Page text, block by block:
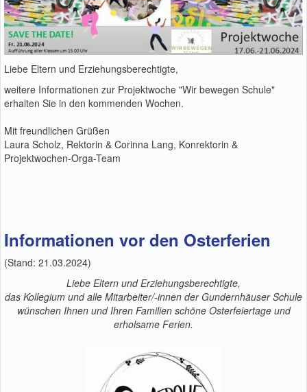
Liebe Eltern und Erziehungsberechtigte,
weitere Informationen zur Projektwoche "Wir bewegen Schule"
erhalten Sie in den kommenden Wochen.
Mit freundlichen Grüßen
Laura Scholz, Rektorin & Corinna Lang, Konrektorin &
Projektwochen-Orga-Team
Informationen vor den Osterferien
(Stand: 21.03.2024)
Liebe Eltern und Erziehungsberechtigte,
das Kollegium und alle Mitarbeiter/-innen der Gundernhäuser Schule
wünschen Ihnen und Ihren Familien schöne Osterfeiertage und
erholsame Ferien.